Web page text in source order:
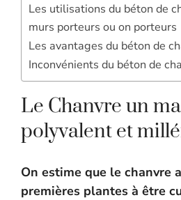
Les utilisations du béton de
murs porteurs ou on porteurs
Les avantages du béton de
Inconvénients du béton de
Le Chanvre un
polyvalent et
On estime que le chanvre
premières plantes à être